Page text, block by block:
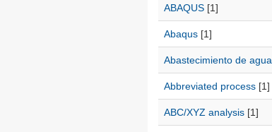
ABAQUS[1]
Abaqus[1]
Abastecimiento de agua
Abbreviated process[1]
ABC/XYZ analysis[1]